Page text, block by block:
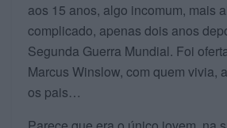
aos 15 anos, algo incomum, mais
complicado, apenas dois anos
Segunda Guerra Mundial. Foi
Marcus Winslow, com quem vivia,
os pais…